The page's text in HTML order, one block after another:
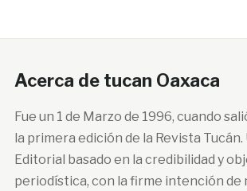
Acerca de tucan Oaxaca
Fue un 1 de Marzo de 1996, cuando
la primera edición de la Revista
Editorial basado en la credibilidad y
periodística, con la firme intención de